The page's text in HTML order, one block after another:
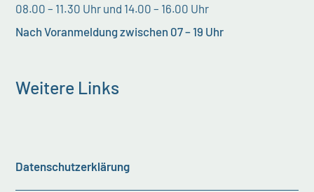
08.00 – 11.30 Uhr und 14.00 – 16.00 Uhr
Nach Voranmeldung zwischen 07 – 19 Uhr
Weitere Links
Datenschutzerklärung